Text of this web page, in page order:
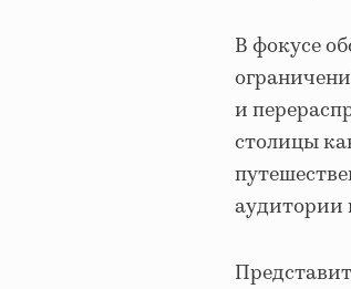
В фокусе
и
столицы
аудитории